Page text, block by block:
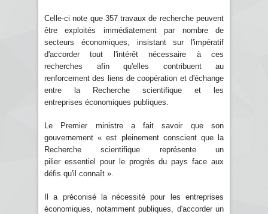
Celle-ci note que 357 travaux de recherche peuvent
être exploités immédiatement par nombre de
secteurs économiques, insistant sur l'impératif
d'accorder tout l'intérêt nécessaire à ces
recherches afin qu'elles contribuent au
renforcement des liens de coopération et d'échange
entre la Recherche scientifique et les
entreprises économiques publiques.
Le Premier ministre a fait savoir que son
gouvernement « est pleinement conscient que la
Recherche scientifique représente un
pilier essentiel pour le progrès du pays face aux
défis qu'il connaît ».
Il a préconisé la nécessité pour les entreprises
économiques, notamment publiques, d'accorder un